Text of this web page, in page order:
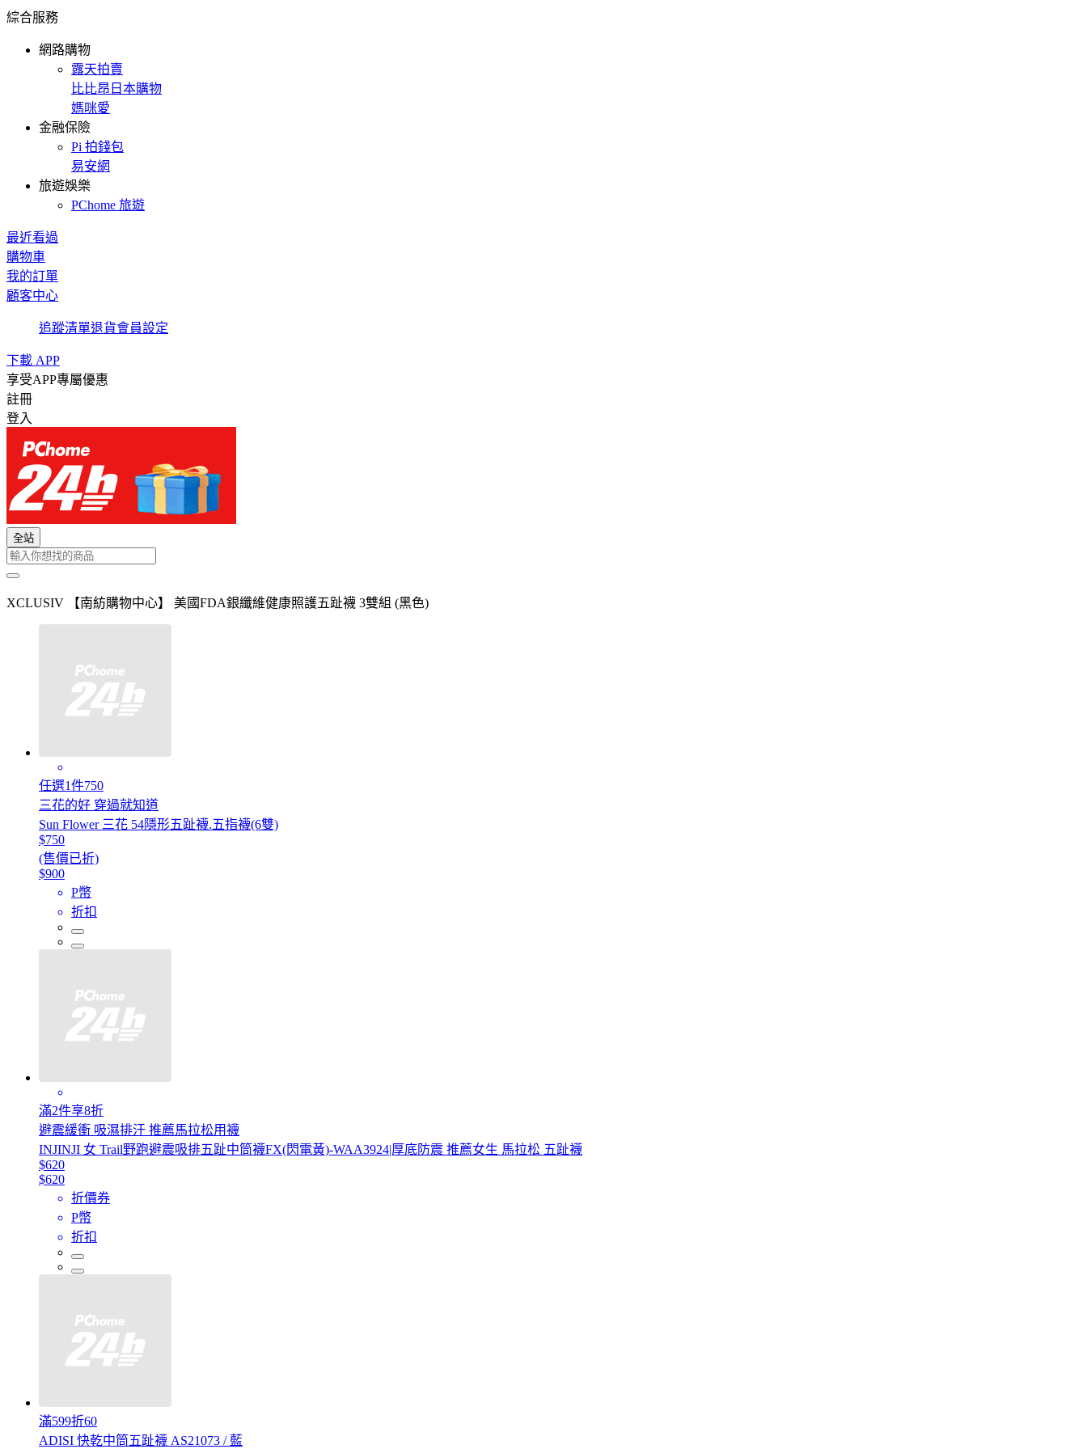
綜合服務
網路購物
露天拍賣
比比昂日本購物
媽咪愛
金融保險
Pi 拍錢包
易安網
旅遊娛樂
PChome 旅遊
最近看過
購物車
我的訂單
顧客中心
追蹤清單退貨會員設定
下載 APP
享受APP專屬優惠
註冊
登入
全站
XCLUSIV 【南紡購物中心】 美國FDA銀纖維健康照護五趾襪 3雙組 (黑色)
任選1件750
三花的好 穿過就知道
Sun Flower 三花 54隱形五趾襪.五指襪(6雙)
$750
(售價已折)
$900
P幣
折扣
滿2件享8折
避震緩衝 吸濕排汗 推薦馬拉松用襪
INJINJI 女 Trail野跑避震吸排五趾中筒襪FX(閃電黃)-WAA3924|厚底防震 推薦女生 馬拉松 五趾襪
$620
$620
折價券
P幣
折扣
滿599折60
ADISI 快乾中筒五趾襪 AS21073 / 藍